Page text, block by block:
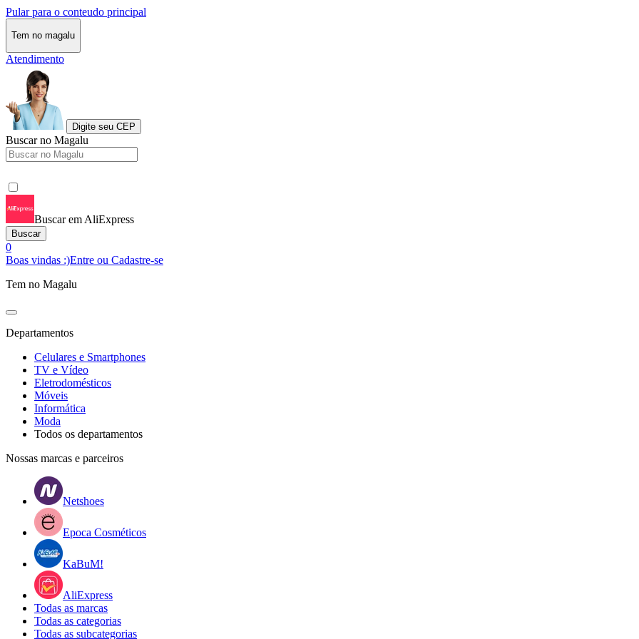
Pular para o conteudo principal
Tem no magalu
Atendimento
Digite seu CEP
Buscar no Magalu
Buscar em AliExpress
Buscar
0
Boas vindas :)Entre ou Cadastre-se
Tem no Magalu
Departamentos
Celulares e Smartphones
TV e Vídeo
Eletrodomésticos
Móveis
Informática
Moda
Todos os departamentos
Nossas marcas e parceiros
Netshoes
Epoca Cosméticos
KaBuM!
AliExpress
Todas as marcas
Todas as categorias
Todas as subcategorias